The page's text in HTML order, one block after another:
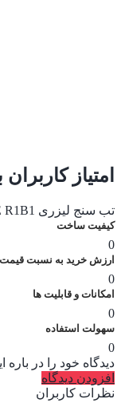
امتیاز کاربران
تب سنج لیزری BBLOVE R1B1
کیفیت ساخت
0
ارزش خرید به نسبت قیمت
0
امکانات و قابلیت ها
0
سهولت استفاده
0
دیدگاه خود را در باره
افزودن دیدگاه
نظرات کاربران